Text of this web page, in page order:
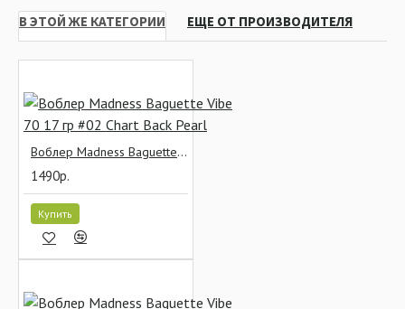
В ЭТОЙ ЖЕ КАТЕГОРИИ ЕЩЕ ОТ ПРОИЗВОДИТЕЛЯ
Воблер Madness Baguette Vibe 70 17 гр #02 Chart Back Pearl
1490р.
Купить